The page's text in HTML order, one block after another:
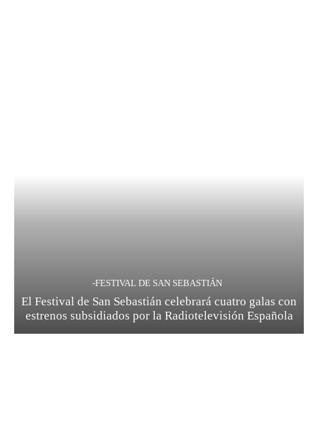
-FESTIVAL DE SAN SEBASTIÁN
El Festival de San Sebastián celebrará cuatro galas con
estrenos subsidiados por la Radiotelevisión Española